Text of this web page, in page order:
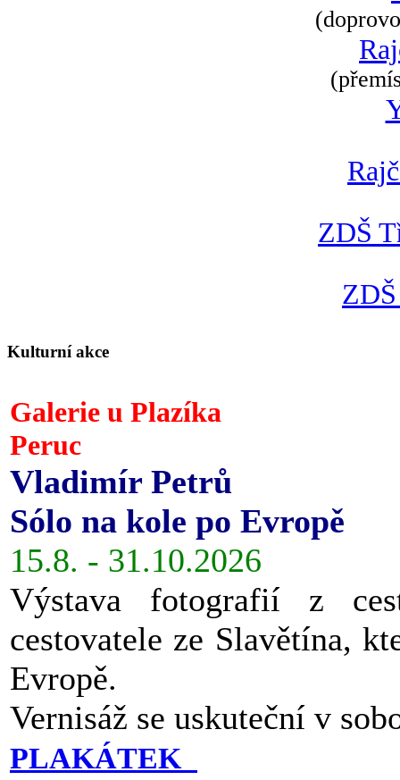
ZDŠ
Kulturní akce
Galerie u Plazíka
Peruc
Vladimír Petrů
Sólo na kole po Evropě
15.8. - 31.10.2026
Výstava fotografií z
cestovatele ze Slavětína,
Evropě.
Vernisáž se uskuteční v
PLAKÁTEK